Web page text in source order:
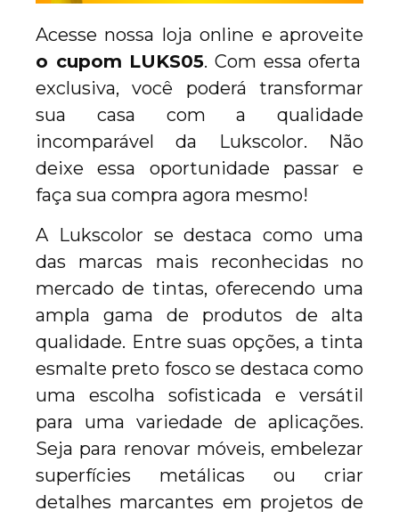
Acesse nossa loja online e aproveite
o cupom LUKS05. Com essa oferta
exclusiva, você poderá transformar
sua casa com a qualidade
incomparável da Lukscolor. Não
deixe essa oportunidade passar e
faça sua compra agora mesmo!
A Lukscolor se destaca como uma
das marcas mais reconhecidas no
mercado de tintas, oferecendo uma
ampla gama de produtos de alta
qualidade. Entre suas opções, a tinta
esmalte preto fosco se destaca como
uma escolha sofisticada e versátil
para uma variedade de aplicações.
Seja para renovar móveis, embelezar
superfícies metálicas ou criar
detalhes marcantes em projetos de